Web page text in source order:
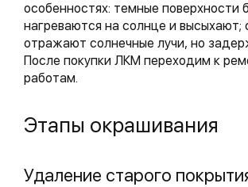
особенностях: темные поверхности
нагреваются на солнце и высыхают;
отражают солнечные лучи, но
После покупки ЛКМ переходим к
работам.
Этапы окрашивания
Удаление старого